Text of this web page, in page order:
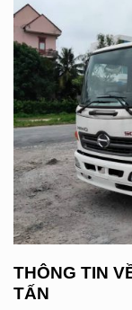
THÔNG TIN
TẤN